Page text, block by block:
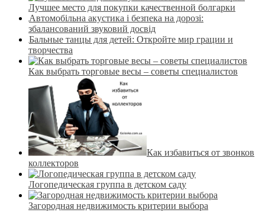
Лучшее место для покупки качественной болгарки
Автомобільна акустика і безпека на дорозі:
збалансований звуковий досвід
Бальные танцы для детей: Откройте мир грации и
творчества
Как выбрать торговые весы – советы специалистов
Как избавиться от звонков
коллекторов
Логопедическая группа в детском саду
Загородная недвижимость критерии выбора